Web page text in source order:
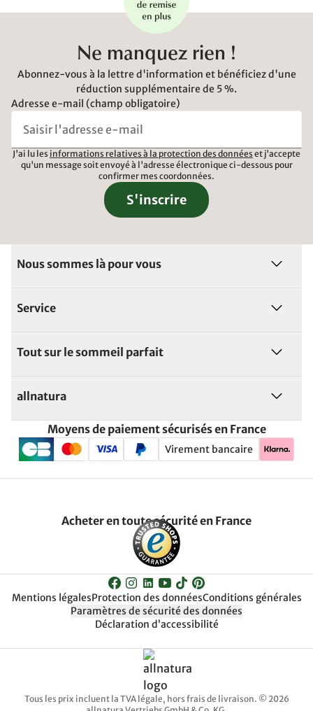
Ne manquez rien !
Abonnez-vous à la lettre d'information et bénéficiez d'une
réduction supplémentaire de 5 %.
Adresse e-mail (champ obligatoire)
J'ai lu les informations relatives à la protection des données et j'accepte
qu'un message soit envoyé à l'adresse électronique ci-dessous pour
confirmer mes coordonnées.
S'inscrire
Nous sommes là pour vous
Service
Tout sur le sommeil parfait
allnatura
Moyens de paiement sécurisés en France
Virement bancaire
Acheter en toute sécurité en France
Mentions légalesProtection des donnéesConditions générales
Paramètres de sécurité des données
Déclaration d’accessibilité
Tous les prix incluent la TVA légale, hors frais de livraison. © 2026